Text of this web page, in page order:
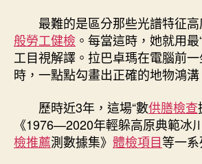
最難的是區分那些光譜特征
般勞工健檢 。每當這時，她就用
工目視解譯。拉巴卓瑪在電腦前
時，一點點勾畫出正確的地物鴻溝
歷時近3年，這場“數供膳檢查
《1976—2020年輕躲高原典範冰
檢推薦測數據集》 體檢項目等一系